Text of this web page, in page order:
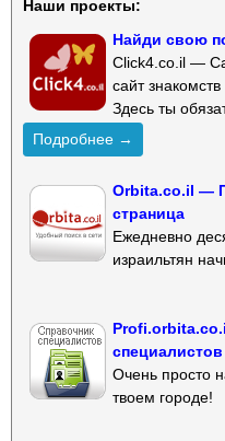
Наши проекты:
Найди свою
Click4.co.il —
сайт
Здесь ты
Подробнее →
Orbita.co.il —
страница
Ежедневно
израильтян
Очень просто
твоем городе!